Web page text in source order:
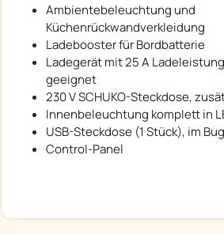
Ambientebeleuchtung und
Küchenrückwandverkleidung
Ladebooster für Bordbatterie
Ladegerät mit 25 A
geeignet
230 V SCHUKO-Steckdose,
Innenbeleuchtung komplett in
USB-Steckdose (1 Stück), im Bug
Control-Panel